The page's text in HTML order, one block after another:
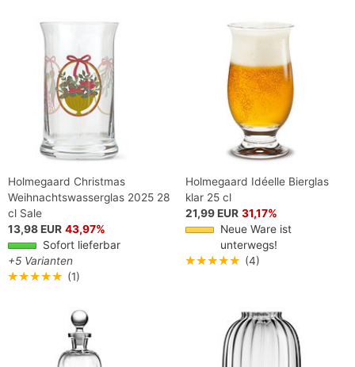
Holmegaard Christmas
Weihnachtswasserglas 2025 28
cl Sale
13,98 EUR 43,97%
Sofort lieferbar
+5 Varianten
★★★★★ (1)
Holmegaard Idéelle Bierglas
klar 25 cl
21,99 EUR 31,17%
Neue Ware ist
unterwegs!
★★★★★ (4)